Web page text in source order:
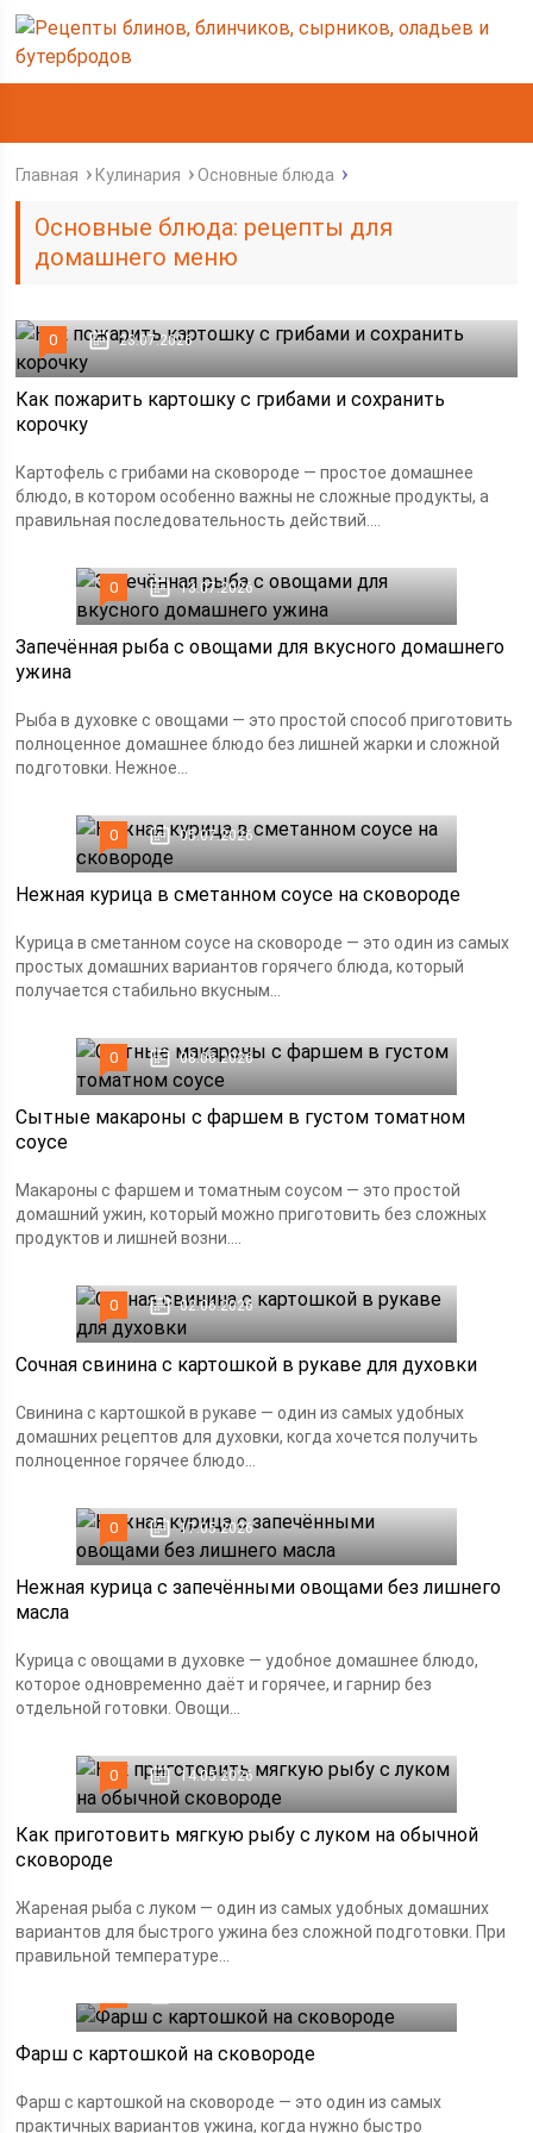
Главная Кулинария Основные блюда
Основные блюда: рецепты для
домашнего меню
0 23.07.2026
Как пожарить картошку с грибами и сохранить
корочку
Картофель с грибами на сковороде — простое домашнее
блюдо, в котором особенно важны не сложные продукты, а
правильная последовательность действий....
0 13.07.2026
Запечённая рыба с овощами для вкусного домашнего
ужина
Рыба в духовке с овощами — это простой способ приготовить
полноценное домашнее блюдо без лишней жарки и сложной
подготовки. Нежное...
0 05.07.2026
Нежная курица в сметанном соусе на сковороде
Курица в сметанном соусе на сковороде — это один из самых
простых домашних вариантов горячего блюда, который
получается стабильно вкусным...
0 08.06.2026
Сытные макароны с фаршем в густом томатном
соусе
Макароны с фаршем и томатным соусом — это простой
домашний ужин, который можно приготовить без сложных
продуктов и лишней возни....
0 02.06.2026
Сочная свинина с картошкой в рукаве для духовки
Свинина с картошкой в рукаве — один из самых удобных
домашних рецептов для духовки, когда хочется получить
полноценное горячее блюдо...
0 17.05.2026
Нежная курица с запечёнными овощами без лишнего
масла
Курица с овощами в духовке — удобное домашнее блюдо,
которое одновременно даёт и горячее, и гарнир без
отдельной готовки. Овощи...
0 14.05.2026
Как приготовить мягкую рыбу с луком на обычной
сковороде
Жареная рыба с луком — один из самых удобных домашних
вариантов для быстрого ужина без сложной подготовки. При
правильной температуре...
Фарш с картошкой на сковороде
Фарш с картошкой на сковороде — это один из самых
практичных вариантов ужина, когда нужно быстро